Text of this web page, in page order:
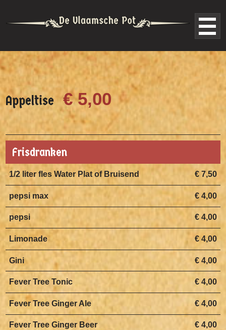
Appeltise € 5,00
Frisdranken
€ 7,50
1/2 liter fles Water Plat of Bruisend
€ 4,00
pepsi max
€ 4,00
pepsi
€ 4,00
Limonade
€ 4,00
Gini
€ 4,00
Fever Tree Tonic
€ 4,00
Fever Tree Ginger Ale
€ 4,00
Fever Tree Ginger Beer